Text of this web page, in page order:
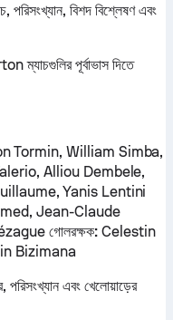
পরিসংখ্যান, বিশদ বিশ্লেষণ এবং
পূর্বাভাস দিতে
Tormin, William Simba,
Alliou Dembele,
Yanis Lentini
Jean-Claude
গোলরক্ষক:Celestin
Bizimana
এবং খেলোয়াড়ের